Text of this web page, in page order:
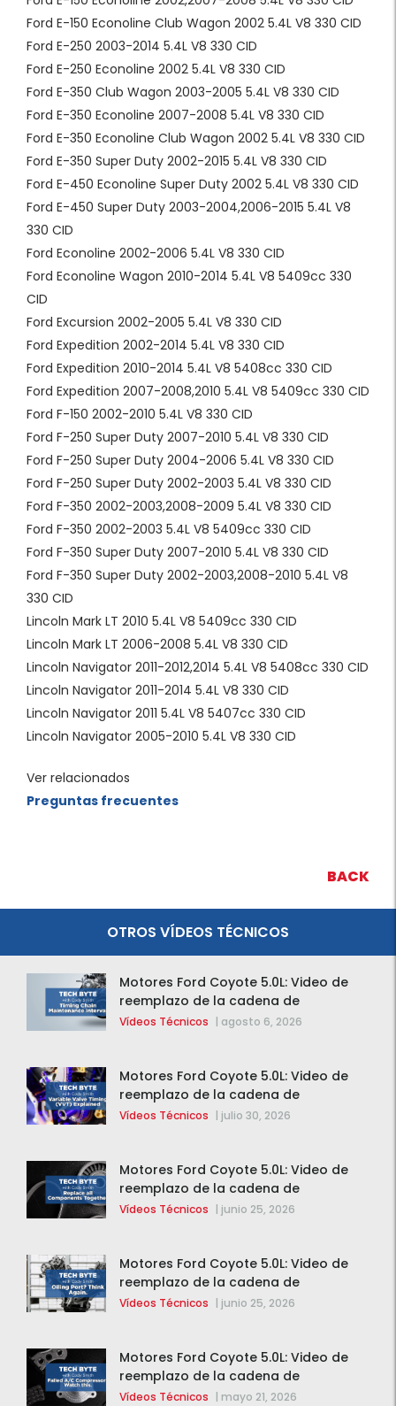
Ford E-150 Econoline Club Wagon 2002 5.4L V8 330 CID
Ford E-250 2003-2014 5.4L V8 330 CID
Ford E-250 Econoline 2002 5.4L V8 330 CID
Ford E-350 Club Wagon 2003-2005 5.4L V8 330 CID
Ford E-350 Econoline 2007-2008 5.4L V8 330 CID
Ford E-350 Econoline Club Wagon 2002 5.4L V8 330 CID
Ford E-350 Super Duty 2002-2015 5.4L V8 330 CID
Ford E-450 Econoline Super Duty 2002 5.4L V8 330 CID
Ford E-450 Super Duty 2003-2004,2006-2015 5.4L V8
330 CID
Ford Econoline 2002-2006 5.4L V8 330 CID
Ford Econoline Wagon 2010-2014 5.4L V8 5409cc 330
CID
Ford Excursion 2002-2005 5.4L V8 330 CID
Ford Expedition 2002-2014 5.4L V8 330 CID
Ford Expedition 2010-2014 5.4L V8 5408cc 330 CID
Ford Expedition 2007-2008,2010 5.4L V8 5409cc 330 CID
Ford F-150 2002-2010 5.4L V8 330 CID
Ford F-250 Super Duty 2007-2010 5.4L V8 330 CID
Ford F-250 Super Duty 2004-2006 5.4L V8 330 CID
Ford F-250 Super Duty 2002-2003 5.4L V8 330 CID
Ford F-350 2002-2003,2008-2009 5.4L V8 330 CID
Ford F-350 2002-2003 5.4L V8 5409cc 330 CID
Ford F-350 Super Duty 2007-2010 5.4L V8 330 CID
Ford F-350 Super Duty 2002-2003,2008-2010 5.4L V8
330 CID
Lincoln Mark LT 2010 5.4L V8 5409cc 330 CID
Lincoln Mark LT 2006-2008 5.4L V8 330 CID
Lincoln Navigator 2011-2012,2014 5.4L V8 5408cc 330 CID
Lincoln Navigator 2011-2014 5.4L V8 330 CID
Lincoln Navigator 2011 5.4L V8 5407cc 330 CID
Lincoln Navigator 2005-2010 5.4L V8 330 CID
Ver relacionados
Preguntas frecuentes
BACK
OTROS VÍDEOS TÉCNICOS
Motores Ford Coyote 5.0L: Video de
reemplazo de la cadena de
distribución de la F-150 2015 – 2020
Vídeos Técnicos | agosto 6, 2026
Motores Ford Coyote 5.0L: Video de
reemplazo de la cadena de
distribución de la F-150 2015 – 2020
Vídeos Técnicos | julio 30, 2026
Motores Ford Coyote 5.0L: Video de
reemplazo de la cadena de
distribución de la F-150 2015 – 2020
Vídeos Técnicos | junio 25, 2026
Motores Ford Coyote 5.0L: Video de
reemplazo de la cadena de
distribución de la F-150 2015 – 2020
Vídeos Técnicos | junio 25, 2026
Motores Ford Coyote 5.0L: Video de
reemplazo de la cadena de
distribución de la F-150 2015 – 2020
Vídeos Técnicos | mayo 21, 2026